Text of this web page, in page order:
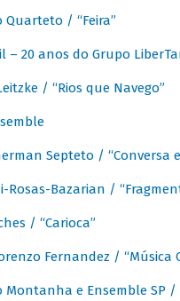
Quarteto / “Feira”
– 20 anos do Grupo
/ “Rios que Navego”
Septeto / “Conversa
Rosas-Bazarian /
/ “Carioca”
Fernandez / “Música
Montanha e Ensemble SP